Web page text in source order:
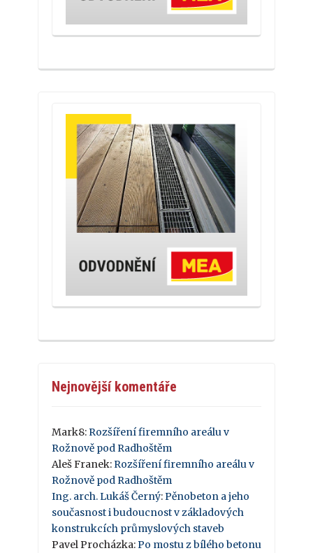
Nejnovější komentáře
Mark8: Rozšíření firemního areálu v
Rožnově pod Radhoštěm
Aleš Franek: Rozšíření firemního areálu v
Rožnově pod Radhoštěm
Ing. arch. Lukáš Černý: Pěnobeton a jeho
současnost i budoucnost v základových
konstrukcích průmyslových staveb
Pavel Procházka: Po mostu z bílého betonu